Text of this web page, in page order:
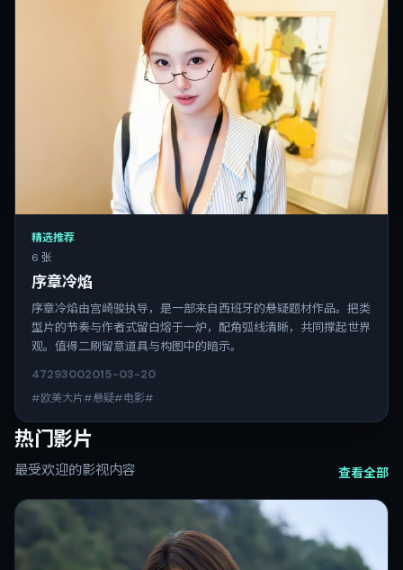
精选推荐
6 张
序章冷焰
序章冷焰由宫崎骏执导，是一部来自西班牙的悬疑题材作品。把类
型片的节奏与作者式留白熔于一炉，配角弧线清晰，共同撑起世界
观。值得二刷留意道具与构图中的暗示。
47293002015-03-20
#欧美大片#悬疑#电影#
热门影片
最受欢迎的影视内容 查看全部